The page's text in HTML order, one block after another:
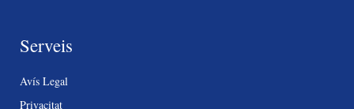
Serveis
Avís Legal
Privacitat